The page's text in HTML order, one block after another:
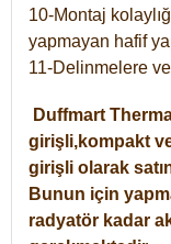
10-Montaj
yapmayan hafif
11-Delinmelere
Duffmart
girişli,kompakt
girişli olarak
Bunun için
radyatör kadar